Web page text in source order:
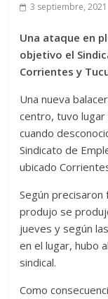
3 septiembre, 2021
Una ataque en
objetivo el
Corrientes y
Una nueva
centro, tuvo
cuando
Sindicato de
ubicado
Según
produjo se
jueves y según
en el lugar, hubo
sindical.
Como